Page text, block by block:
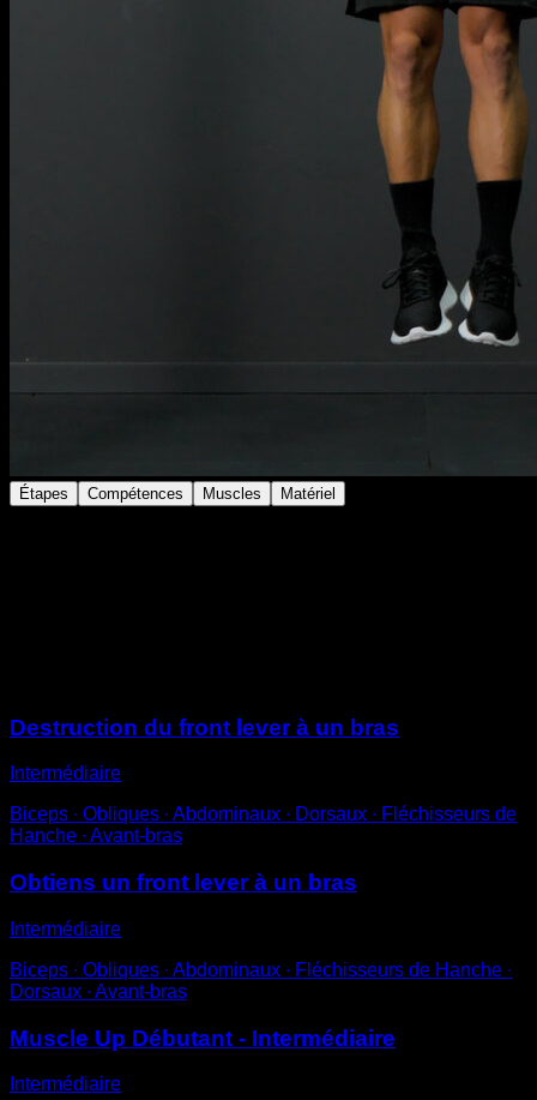
Étapes Compétences Muscles Matériel
Destruction du front lever à un bras
Intermédiaire
Biceps ∙ Obliques ∙ Abdominaux ∙ Dorsaux ∙ Fléchisseurs de
Hanche ∙ Avant-bras
Obtiens un front lever à un bras
Intermédiaire
Biceps ∙ Obliques ∙ Abdominaux ∙ Fléchisseurs de Hanche ∙
Dorsaux ∙ Avant-bras
Muscle Up Débutant - Intermédiaire
Intermédiaire